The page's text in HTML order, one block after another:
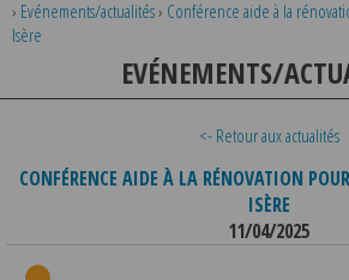
› Evénements/actualités› Conférence aide à la
Isère
EVÉNEMENTS/
<- Retour aux actualités
CONFÉRENCE AIDE À LA RÉNOVATION
ISÈRE
11/04/2025